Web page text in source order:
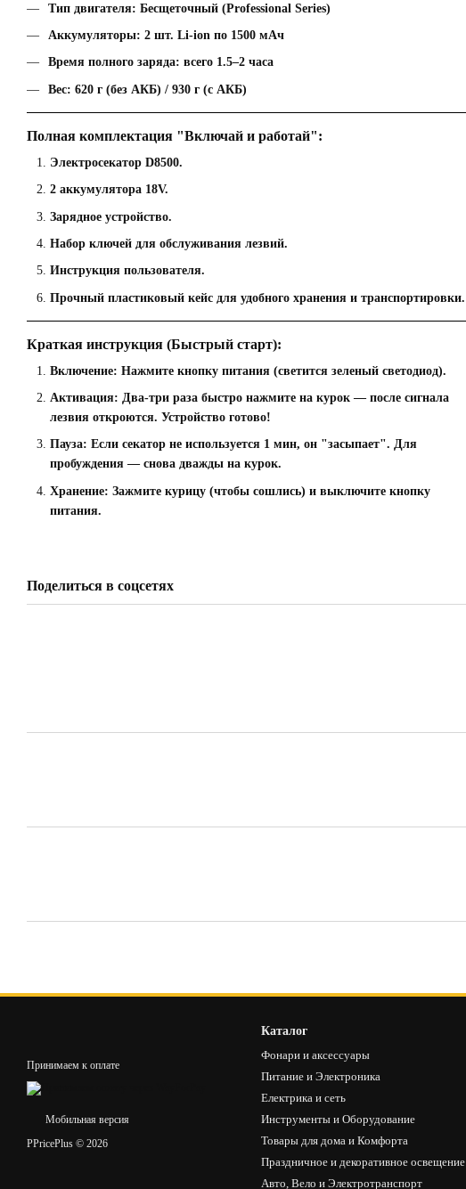
Тип двигателя: Бесщеточный (Professional Series)
Аккумуляторы: 2 шт. Li-ion по 1500 мАч
Время полного заряда: всего 1.5–2 часа
Вес: 620 г (без АКБ) / 930 г (с АКБ)
Полная комплектация "Включай и работай":
Электросекатор D8500.
2 аккумулятора 18V.
Зарядное устройство.
Набор ключей для обслуживания лезвий.
Инструкция пользователя.
Прочный пластиковый кейс для удобного хранения и транспортировки.
Краткая инструкция (Быстрый старт):
Включение: Нажмите кнопку питания (светится зеленый светодиод).
Активация: Два-три раза быстро нажмите на курок — после сигнала
лезвия откроются. Устройство готово!
Пауза: Если секатор не используется 1 мин, он "засыпает". Для
пробуждения — снова дважды на курок.
Хранение: Зажмите курицу (чтобы сошлись) и выключите кнопку
питания.
Поделиться в соцсетях
Принимаем к оплате
Мобильная версия
PPricePlus © 2026
Каталог
Фонари и аксессуары
Питание и Электроника
Електрика и сеть
Инструменты и Оборудование
Товары для дома и Комфорта
Праздничное и декоративное освещение
Авто, Вело и Электротранспорт